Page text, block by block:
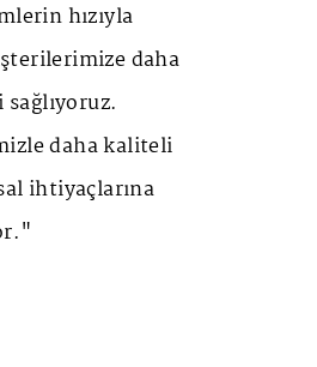
hızıyla
daha
daha kaliteli
ihtiyaçlarına